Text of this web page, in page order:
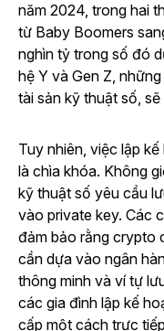
năm 2024, trong hai
từ Baby Boomers
nghìn tỷ trong số đó
hệ Y và Gen Z,
tài sản kỹ thuật số,
Tuy nhiên, việc lập
là chìa khóa. Không
kỹ thuật số yêu cầu
vào private key. Các
đảm bảo rằng crypto
cần dựa vào ngân
thông minh và ví tự
các gia đình lập kế
cấp một cách trực